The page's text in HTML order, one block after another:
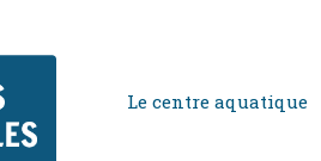
Le centre aquatique